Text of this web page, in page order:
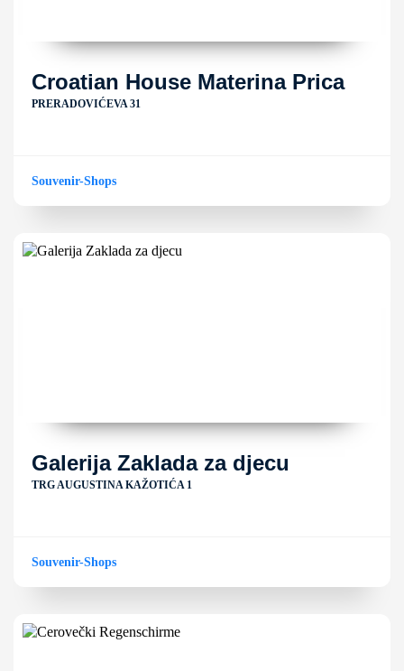
Croatian House Materina Prica
PRERADOVIĆEVA 31
Souvenir-Shops
Galerija Zaklada za djecu
TRG AUGUSTINA KAŽOTIĆA 1
Souvenir-Shops